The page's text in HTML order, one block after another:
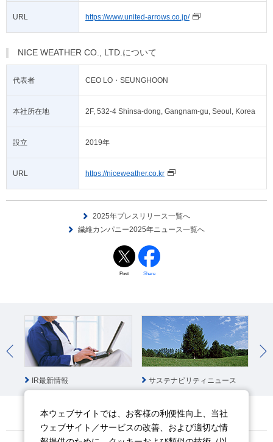
URL https://www.united-arrows.co.jp/
NICE WEATHER CO., LTD.について
代表者 CEO LO・SEUNGHOON
本社所在地 2F, 532-4 Shinsa-dong, Gangnam-gu, Seoul, Korea
設立 2019年
URL https://niceweather.co.kr
2025年プレスリリース一覧へ
繊維カンパニー2025年ニュース一覧へ
Post Share
IR最新情報 サステナビリティニュース
本ウェブサイトでは、お客様の利便性向上、当社
ウェブサイト／サービスの改善、および適切な情